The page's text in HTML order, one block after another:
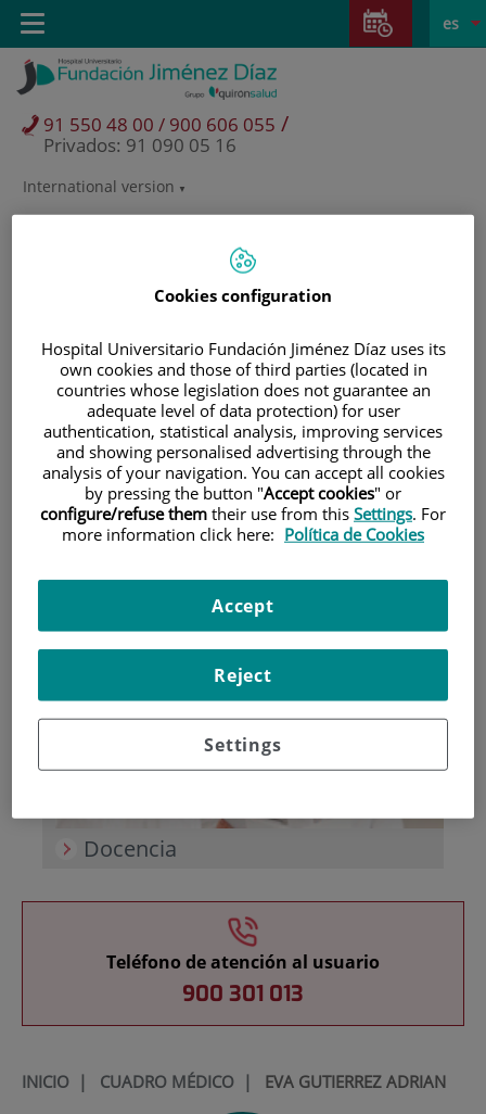
Saltar al contenido
Saltar
contenido
Selector
de
activo
es
International version
91 550 48 00 / 900 606 055 /
Privados: 91 090 05 16
Toggle
navigation
Pacientes y visitantes
Investigación
Docencia
Teléfono de atención al usuario
900 301 013
INICIO| CUADRO MÉDICO| EVA GUTIERREZ ADRIAN
Cookies configuration
Hospital Universitario Fundación Jiménez Díaz uses its
own cookies and those of third parties (located in
countries whose legislation does not guarantee an
adequate level of data protection) for user
authentication, statistical analysis, improving services
and showing personalised advertising through the
analysis of your navigation. You can accept all cookies
by pressing the button "Accept cookies" or
configure/refuse them their use from this Settings. For
more information click here: Política de Cookies
Settings
Reject
Accept